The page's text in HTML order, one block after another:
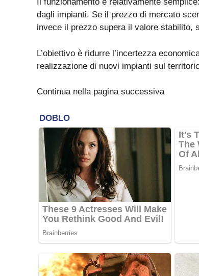
Il funzionamento è relativamente
dagli impianti. Se il prezzo di mercato
invece il prezzo supera il valore stabilito,
L’obiettivo è ridurre l’incertezza
realizzazione di nuovi impianti sul
Continua nella pagina successiva